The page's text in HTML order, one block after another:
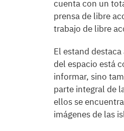
cuenta con un
prensa de libre
trabajo de libre
El estand
del espacio está
informar, sino
parte integral de
ellos se
imágenes de las